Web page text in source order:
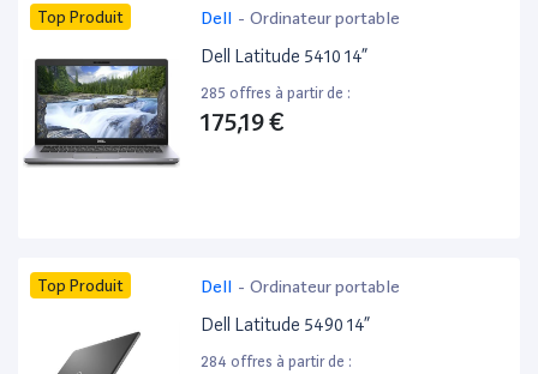
Top Produit Dell - Ordinateur portable
Dell Latitude 5410 14”
285 offres à partir de :
175,19 €
Top Produit Dell - Ordinateur portable
Dell Latitude 5490 14”
284 offres à partir de :